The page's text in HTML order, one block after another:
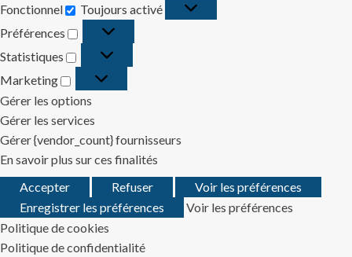
Fonctionnel
Fonctionnel
Toujours activé
Préférences
Préférences
Statistiques
Statistiques
Marketing
Marketing
Gérer les options
Gérer les services
Gérer {vendor_count} fournisseurs
En savoir plus sur ces finalités
Accepter
Refuser
Voir les préférences
Enregistrer les préférences
Voir les préférences
Politique de cookies
Politique de confidentialité